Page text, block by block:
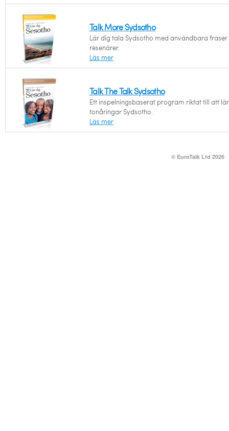
Talk More Sydsotho
Lär dig tala Sydsotho med användbara
resenärer.
Läs mer
Talk The Talk Sydsotho
Ett inspelningsbaserat program riktat till att
tonåringar Sydsotho.
Läs mer
© EuroTalk Ltd 2026